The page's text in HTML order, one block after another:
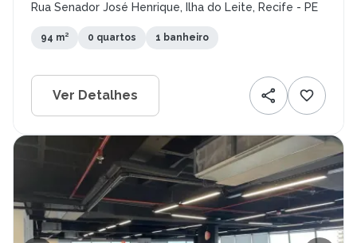
Rua Senador José Henrique, Ilha do Leite, Recife - PE
94 m² 0 quartos 1 banheiro
Ver Detalhes